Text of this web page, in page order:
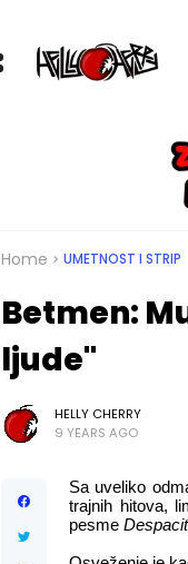
Home UMETNOST I STRIP
Betmen:
ljude"
HELLY CHERRY
9 YEARS AGO
Sa uveliko
trajnih hitova,
pesme